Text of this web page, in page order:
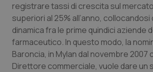
QS Pro
Professionisti Sanitari.AI
Abruzzo
QS Pro Gold
registrare tassi di crescita sul
superiori al 25% all’anno, collocandosi
dinamica fra le prime quindici aziende
farmaceutico. In questo modo, la
Baroncia, in Mylan dal novembre 2007
Direttore commerciale, vuole dare un